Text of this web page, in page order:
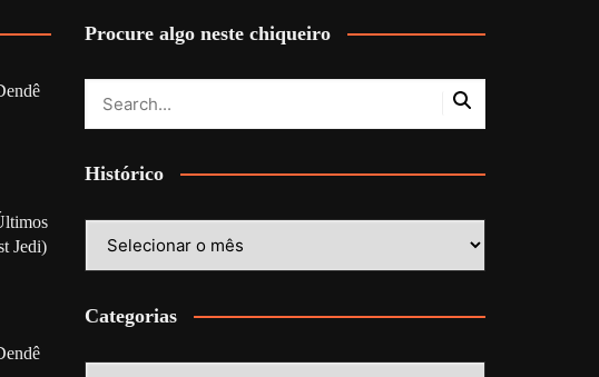
Jedi)
Procure algo neste chiqueiro
Histórico
Categorias